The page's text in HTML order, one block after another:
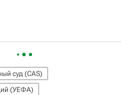
суд (CAS)
(УЕФА)